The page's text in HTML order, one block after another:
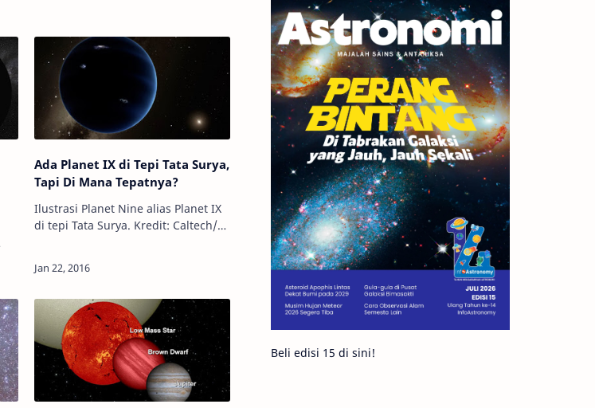
Ada Planet IX di Tepi Tata Surya,
Tapi Di Mana Tepatnya?
Ilustrasi Planet Nine alias Planet IX
di tepi Tata Surya. Kredit: Caltech/R.
ini, ketika dua astro…
Nebula Sponsored
Matahari Featured
Mars Planet Katai
GMT 2016 History
Hoax Bima Sakti
Meteor Gerhana
Komet ISON Jupiter
Planet Kerdil Bumi
Pengetahuan Berita
Beli edisi 15 di sini!